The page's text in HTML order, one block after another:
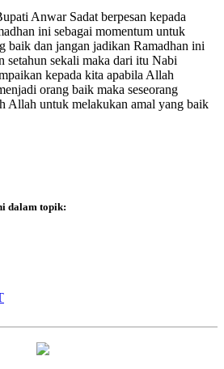
Anwar Sadat berpesan kepada
ini sebagai momentum untuk
baik dan jangan jadikan Ramadhan ini
setahun sekali maka dari itu Nabi
kepada kita apabila Allah
orang baik maka seseorang
Allah untuk melakukan amal yang baik
dalam topik: